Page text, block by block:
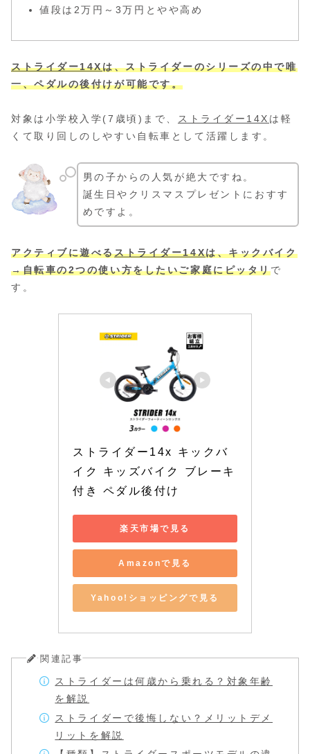
値段は2万円～3万円とやや高め
ストライダー14Xは、ストライダーのシリーズの中で唯
一、ペダルの後付けが可能です。
対象は小学校入学(7歳頃)まで、 ストライダー14X は軽
くて取り回しのしやすい自転車として活躍します。
男の子からの人気が絶大ですね。
誕生日やクリスマスプレゼントにおすす
めですよ。
アクティブに遊べるストライダー14Xは、キックバイク
→自転車の2つの使い方をしたいご家庭にピッタリで
す。
ストライダー14x キックバ
イク キッズバイク ブレーキ
付き ペダル後付け
楽天市場で見る
Amazonで見る
Yahoo!ショッピングで見る
関連記事
ストライダーは何歳から乗れる？対象年齢
を解説
ストライダーで後悔しない？メリットデメ
リットを解説